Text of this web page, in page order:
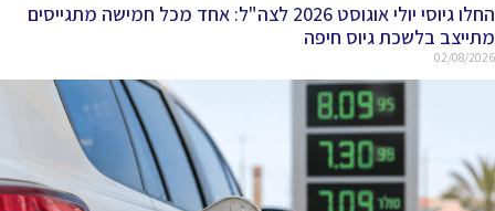
החלו גיוסי יולי אוגוסט 2026 לצה"ל: אחד מכל חמישה מתגייסים
מתייצב בלשכת גיוס חיפה
02/08/2026